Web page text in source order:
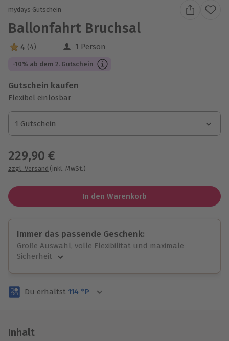
mydays Gutschein
Ballonfahrt Bruchsal
4 Sterne von 5 aus 4 Bewertungen
4 (4) 1 Person
-10% ab dem 2. Gutschein
Gutschein kaufen
Flexibel einlösbar
1 Gutschein
1 Gutschein
1 Gutschein
229,90 €
zzgl. Versand (inkl. MwSt.)
In den Warenkorb
Immer das passende Geschenk:
Große Auswahl, volle Flexibilität und maximale
Sicherheit
Volle Flexibilität
3 Jahre gültig & verlängerbar.
Du erhältst 114 °P
Inhalt